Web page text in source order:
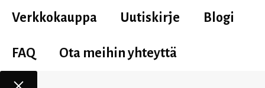
Verkkokauppa Uutiskirje Blogi
FAQ Ota meihin yhteyttä